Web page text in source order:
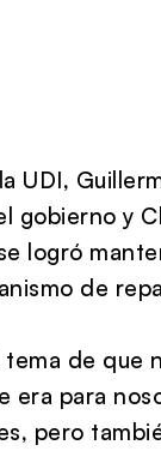
UDI,
gobierno y
logró
de
de que
era para
pero